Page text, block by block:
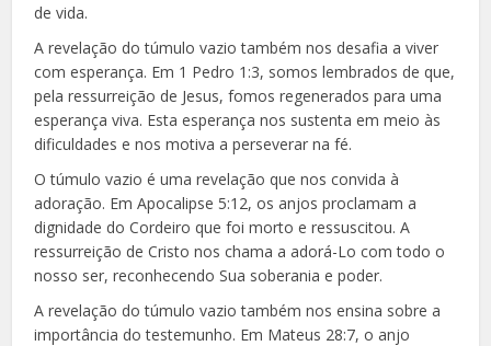
de vida.
A revelação do túmulo vazio também nos desafia a viver
com esperança. Em 1 Pedro 1:3, somos lembrados de que,
pela ressurreição de Jesus, fomos regenerados para uma
esperança viva. Esta esperança nos sustenta em meio às
dificuldades e nos motiva a perseverar na fé.
O túmulo vazio é uma revelação que nos convida à
adoração. Em Apocalipse 5:12, os anjos proclamam a
dignidade do Cordeiro que foi morto e ressuscitou. A
ressurreição de Cristo nos chama a adorá-Lo com todo o
nosso ser, reconhecendo Sua soberania e poder.
A revelação do túmulo vazio também nos ensina sobre a
importância do testemunho. Em Mateus 28:7, o anjo